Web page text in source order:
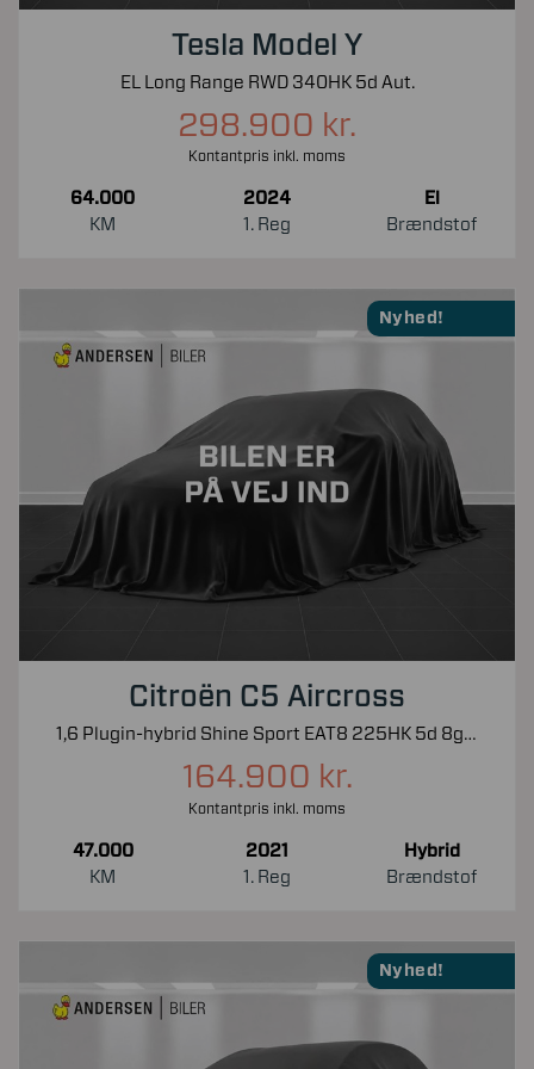
Tesla Model Y
EL Long Range RWD 340HK 5d Aut.
298.900 kr.
Kontantpris inkl. moms
64.000
KM
2024
1. Reg
El
Brændstof
Nyhed!
Citroën C5 Aircross
1,6 Plugin-hybrid Shine Sport EAT8 225HK 5d 8g Aut.
164.900 kr.
Kontantpris inkl. moms
47.000
KM
2021
1. Reg
Hybrid
Brændstof
Nyhed!